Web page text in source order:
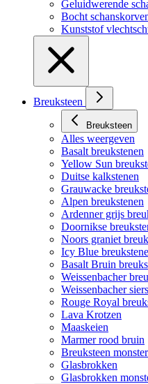
Geluidwerende
Bocht
Kunststof
Breuksteen
Breuksteen
Alles weergeven
Basalt breukstenen
Yellow Sun
Duitse kalkstenen
Grauwacke
Alpen breukstenen
Ardenner grijs
Doornikse
Noors graniet
Icy Blue
Basalt Bruin
Weissenbacher
Weissenbacher
Rouge Royal
Lava Krotzen
Maaskeien
Marmer rood bruin
Breuksteen
Glasbrokken
Glasbrokken